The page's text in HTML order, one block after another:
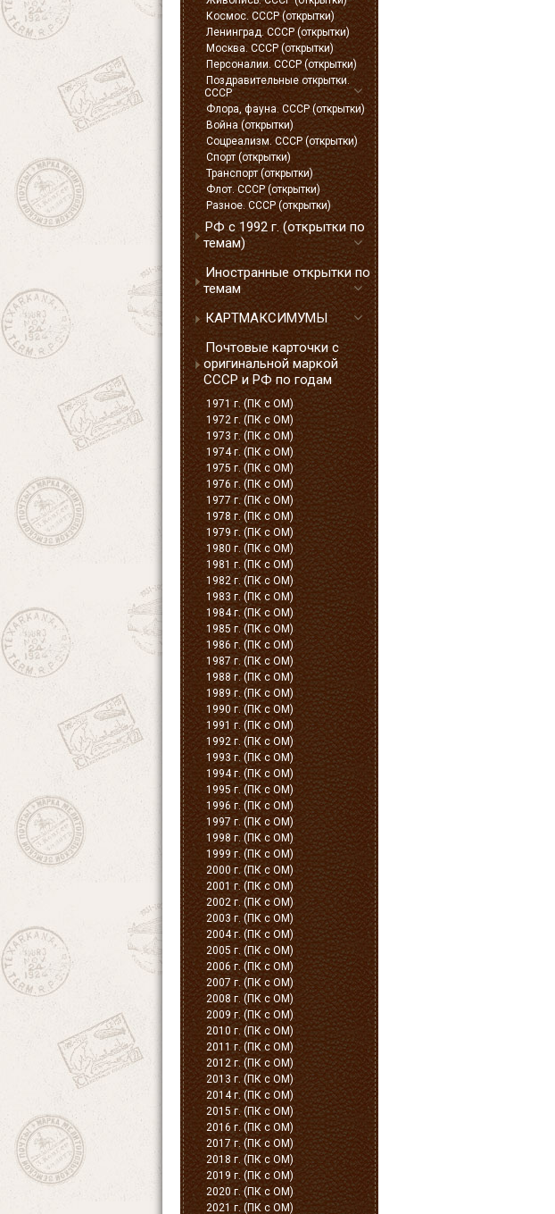
Космос. СССР (открытки)
Ленинград. СССР (открытки)
Москва. СССР (открытки)
Персоналии. СССР (открытки)
Поздравительные открытки.
СССР
Флора, фауна. СССР (открытки)
Война (открытки)
Соцреализм. СССР (открытки)
Спорт (открытки)
Транспорт (открытки)
Флот. СССР (открытки)
Разное. СССР (открытки)
РФ с 1992 г. (открытки по
темам)
Иностранные открытки по
темам
КАРТМАКСИМУМЫ
Почтовые карточки с
оригинальной маркой
СССР и РФ по годам
1971 г. (ПК с ОМ)
1972 г. (ПК с ОМ)
1973 г. (ПК с ОМ)
1974 г. (ПК с ОМ)
1975 г. (ПК с ОМ)
1976 г. (ПК с ОМ)
1977 г. (ПК с ОМ)
1978 г. (ПК с ОМ)
1979 г. (ПК с ОМ)
1980 г. (ПК с ОМ)
1981 г. (ПК с ОМ)
1982 г. (ПК с ОМ)
1983 г. (ПК с ОМ)
1984 г. (ПК с ОМ)
1985 г. (ПК с ОМ)
1986 г. (ПК с ОМ)
1987 г. (ПК с ОМ)
1988 г. (ПК с ОМ)
1989 г. (ПК с ОМ)
1990 г. (ПК с ОМ)
1991 г. (ПК с ОМ)
1992 г. (ПК с ОМ)
1993 г. (ПК с ОМ)
1994 г. (ПК с ОМ)
1995 г. (ПК с ОМ)
1996 г. (ПК с ОМ)
1997 г. (ПК с ОМ)
1998 г. (ПК с ОМ)
1999 г. (ПК с ОМ)
2000 г. (ПК с ОМ)
2001 г. (ПК с ОМ)
2002 г. (ПК с ОМ)
2003 г. (ПК с ОМ)
2004 г. (ПК с ОМ)
2005 г. (ПК с ОМ)
2006 г. (ПК с ОМ)
2007 г. (ПК с ОМ)
2008 г. (ПК с ОМ)
2009 г. (ПК с ОМ)
2010 г. (ПК с ОМ)
2011 г. (ПК с ОМ)
2012 г. (ПК с ОМ)
2013 г. (ПК с ОМ)
2014 г. (ПК с ОМ)
2015 г. (ПК с ОМ)
2016 г. (ПК с ОМ)
2017 г. (ПК с ОМ)
2018 г. (ПК с ОМ)
2019 г. (ПК с ОМ)
2020 г. (ПК с ОМ)
2021 г. (ПК с ОМ)